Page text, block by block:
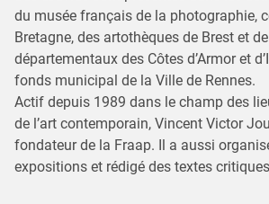
du musée français de la photographie,
Bretagne, des artothèques de Brest et
départementaux des Côtes d’Armor et
fonds municipal de la Ville de Rennes.
Actif depuis 1989 dans le champ des
de l’art contemporain, Vincent Victor
fondateur de la Fraap. Il a aussi
expositions et rédigé des textes